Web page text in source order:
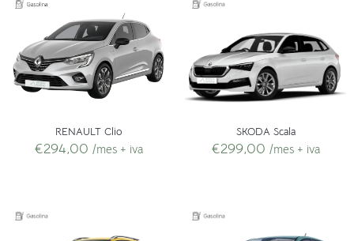
RENAULT Clio
€294,00 /mes + iva
SKODA Scala
€299,00 /mes + iva